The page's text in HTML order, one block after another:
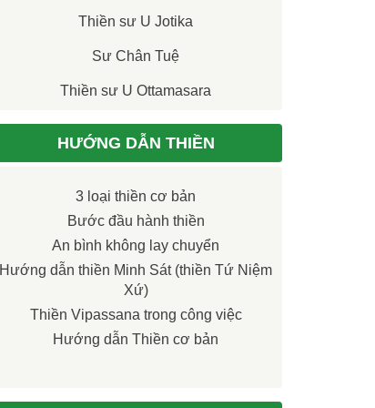
Thiền sư U Jotika
Sư Chân Tuệ
Thiền sư U Ottamasara
HƯỚNG DẪN THIỀN
3 loại thiền cơ bản
Bước đầu hành thiền
An bình không lay chuyển
Hướng dẫn thiền Minh Sát (thiền Tứ Niệm
Xứ)
Thiền Vipassana trong công việc
Hướng dẫn Thiền cơ bản